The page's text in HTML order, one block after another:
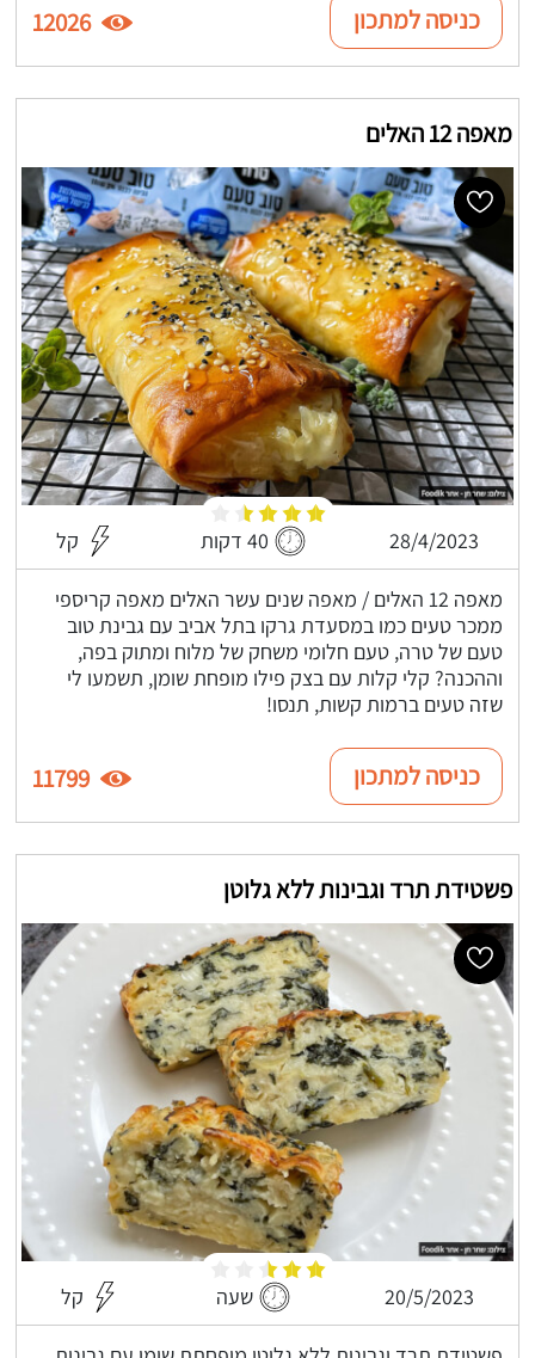
כניסה למתכון 12026
מאפה 12 האלים
28/4/2023 40 דקות קל
מאפה 12 האלים / מאפה שנים עשר האלים מאפה קריספי
ממכר טעים כמו במסעדת גרקו בתל אביב עם גבינת טוב
טעם של טרה, טעם חלומי משחק של מלוח ומתוק בפה,
וההכנה? קלי קלות עם בצק פילו מופחת שומן, תשמעו לי
שזה טעים ברמות קשות, תנסו!
כניסה למתכון 11799
פשטידת תרד וגבינות ללא גלוטן
20/5/2023 שעה קל